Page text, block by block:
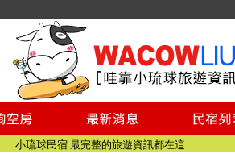
小琉球民宿空房
小琉球民宿
小琉球民宿推薦
【小琉球民宿特約】東港停車場!!看這邊
小琉球民宿 最完整的旅遊資訊都在這